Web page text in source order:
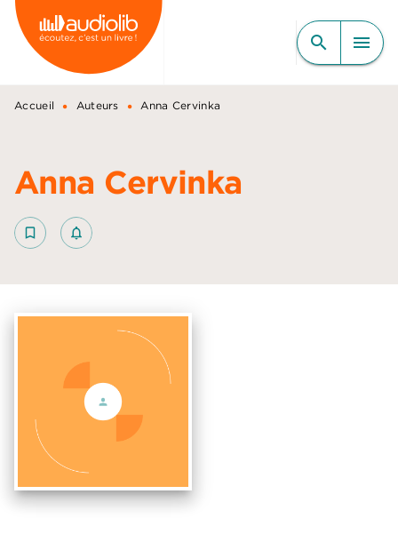
MENU RECHERCHE
CONTENU
PIED DE PAGE
search menu
Accueil • Auteurs • Anna Cervinka
Anna Cervinka
bookmark_border notifications_none_outlined